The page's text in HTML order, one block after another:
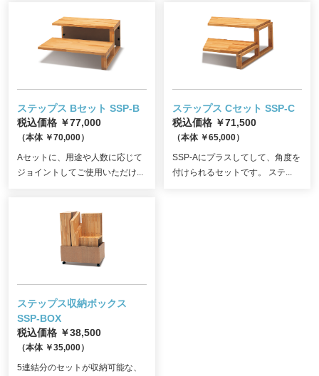
ステップス Bセット SSP-B
税込価格 ￥77,000
（本体 ￥70,000）
Aセットに、用途や人数に応じて
ジョイントしてご使用いただけ...
ステップス Cセット SSP-C
税込価格 ￥71,500
（本体 ￥65,000）
SSP-Aにプラスしてして、角度を
付けられるセットです。 ステ...
ステップス収納ボックス
SSP-BOX
税込価格 ￥38,500
（本体 ￥35,000）
5連結分のセットが収納可能な、